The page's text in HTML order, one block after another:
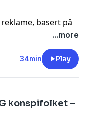
basert på
og dine valg
...more
34min Play
konspifolket –